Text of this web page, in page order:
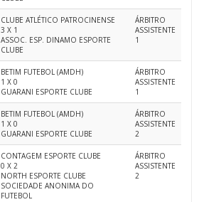
CLUBE ATLÉTICO PATROCINENSE
3 X 1
ASSOC. ESP. DINAMO ESPORTE
CLUBE
ÁRBITRO
ASSISTENTE
1
BETIM FUTEBOL (AMDH)
1 X 0
GUARANI ESPORTE CLUBE
ÁRBITRO
ASSISTENTE
1
BETIM FUTEBOL (AMDH)
1 X 0
GUARANI ESPORTE CLUBE
ÁRBITRO
ASSISTENTE
2
CONTAGEM ESPORTE CLUBE
0 X 2
NORTH ESPORTE CLUBE
SOCIEDADE ANONIMA DO
FUTEBOL
ÁRBITRO
ASSISTENTE
2